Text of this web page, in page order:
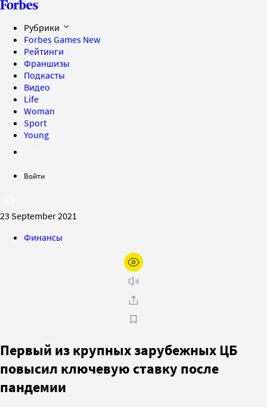
Рубрики
Forbes Games New
Рейтинги
Франшизы
Подкасты
Видео
Life
Woman
Sport
Young
Войти
23 September 2021
Финансы
Первый из крупных зарубежных ЦБ
повысил ключевую ставку после
пандемии